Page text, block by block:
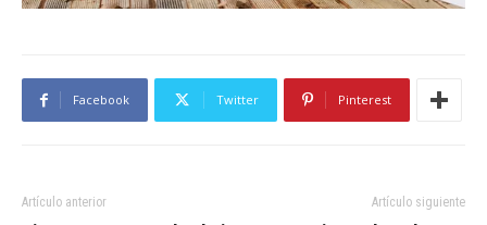
Facebook Twitter Pinterest
Artículo anterior Artículo siguiente